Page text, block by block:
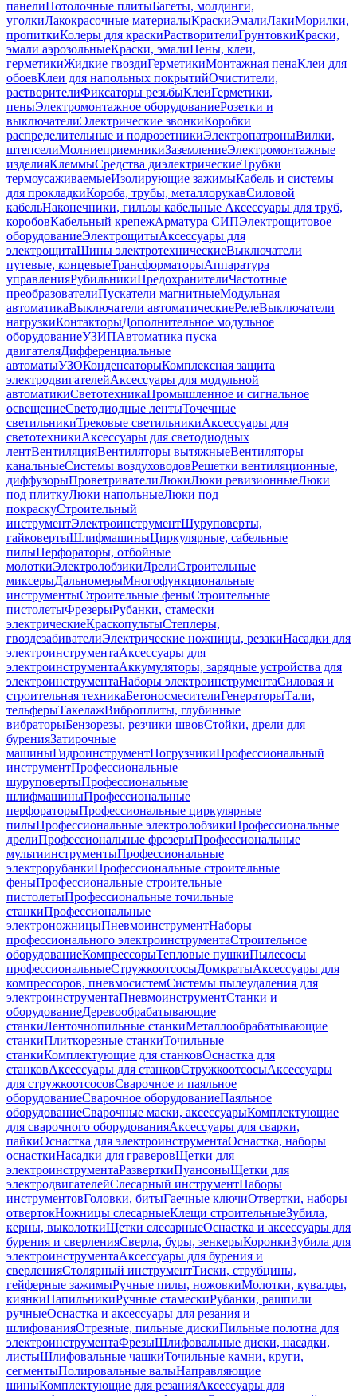
панелиПотолочные плитыБагеты, молдинги,
уголкиЛакокрасочные материалыКраскиЭмалиЛакиМорилки,
пропиткиКолеры для краскиРастворителиГрунтовкиКраски,
эмали аэрозольныеКраски, эмалиПены, клеи,
герметикиЖидкие гвоздиГерметикиМонтажная пенаКлеи для
обоевКлеи для напольных покрытийОчистители,
растворителиФиксаторы резьбыКлеиГерметики,
пеныЭлектромонтажное оборудованиеРозетки и
выключателиЭлектрические звонкиКоробки
распределительные и подрозетникиЭлектропатроныВилки,
штепселиМолниеприемникиЗаземлениеЭлектромонтажные
изделияКлеммыСредства диэлектрическиеТрубки
термоусаживаемыеИзолирующие зажимыКабель и системы
для прокладкиКороба, трубы, металлорукавСиловой
кабельНаконечники, гильзы кабельные Аксессуары для труб,
коробовКабельный крепежАрматура СИПЭлектрощитовое
оборудованиеЭлектрощитыАксессуары для
электрощитаШины электротехническиеВыключатели
путевые, концевыеТрансформаторыАппаратура
управленияРубильникиПредохранителиЧастотные
преобразователиПускатели магнитныеМодульная
автоматикаВыключатели автоматическиеРелеВыключатели
нагрузкиКонтакторыДополнительное модульное
оборудованиеУЗИПАвтоматика пуска
двигателяДифференциальные
автоматыУЗОКонденсаторыКомплексная защита
электродвигателейАксессуары для модульной
автоматикиСветотехникаПромышленное и сигнальное
освещениеСветодиодные лентыТочечные
светильникиТрековые светильникиАксессуары для
светотехникиАксессуары для светодиодных
лентВентиляцияВентиляторы вытяжныеВентиляторы
канальныеСистемы воздуховодовРешетки вентиляционные,
диффузорыПроветривателиЛюкиЛюки ревизионныеЛюки
под плиткуЛюки напольныеЛюки под
покраскуСтроительный
инструментЭлектроинструментШуруповерты,
гайковертыШлифмашиныЦиркулярные, сабельные
пилыПерфораторы, отбойные
молоткиЭлектролобзикиДрелиСтроительные
миксерыДальномерыМногофункциональные
инструментыСтроительные феныСтроительные
пистолетыФрезерыРубанки, стамески
электрическиеКраскопультыСтеплеры,
гвоздезабивателиЭлектрические ножницы, резакиНасадки для
электроинструментаАксессуары для
электроинструментаАккумуляторы, зарядные устройства для
электроинструментаНаборы электроинструментаСиловая и
строительная техникаБетоносмесителиГенераторыТали,
тельферыТакелажВиброплиты, глубинные
вибраторыБензорезы, резчики швовСтойки, дрели для
буренияЗатирочные
машиныГидроинструментПогрузчикиПрофессиональный
инструментПрофессиональные
шуруповертыПрофессиональные
шлифмашиныПрофессиональные
перфораторыПрофессиональные циркулярные
пилыПрофессиональные электролобзикиПрофессиональные
дрелиПрофессиональные фрезерыПрофессиональные
мультиинструментыПрофессиональные
электрорубанкиПрофессиональные строительные
феныПрофессиональные строительные
пистолетыПрофессиональные точильные
станкиПрофессиональные
электроножницыПневмоинструментНаборы
профессионального электроинструментаСтроительное
оборудованиеКомпрессорыТепловые пушкиПылесосы
профессиональныеСтружкоотсосыДомкратыАксессуары для
компрессоров, пневмосистемСистемы пылеудаления для
электроинструментаПневмоинструментСтанки и
оборудованиеДеревообрабатывающие
станкиЛенточнопильные станкиМеталлообрабатывающие
станкиПлиткорезные станкиТочильные
станкиКомплектующие для станковОснастка для
станковАксессуары для станковСтружкоотсосыАксессуары
для стружкоотсосовСварочное и паяльное
оборудованиеСварочное оборудованиеПаяльное
оборудованиеСварочные маски, аксессуарыКомплектующие
для сварочного оборудованияАксессуары для сварки,
пайкиОснастка для электроинструментаОснастка, наборы
оснасткиНасадки для граверовЩетки для
электроинструментаРазверткиПуансоныЩетки для
электродвигателейСлесарный инструментНаборы
инструментовГоловки, битыГаечные ключиОтвертки, наборы
отвертокНожницы слесарныеКлещи строительныеЗубила,
керны, выколоткиЩетки слесарныеОснастка и аксессуары для
бурения и сверленияСверла, буры, зенкерыКоронкиЗубила для
электроинструментаАксессуары для бурения и
сверленияСтолярный инструментТиски, струбцины,
гейферные зажимыРучные пилы, ножовкиМолотки, кувалды,
киянкиНапильникиРучные стамескиРубанки, рашпили
ручныеОснастка и аксессуары для резания и
шлифованияОтрезные, пильные дискиПильные полотна для
электроинструментаФрезыШлифовальные диски, насадки,
листыШлифовальные чашкиТочильные камни, круги,
сегментыПолировальные валыНаправляющие
шиныКомплектующие для резанияАксессуары для